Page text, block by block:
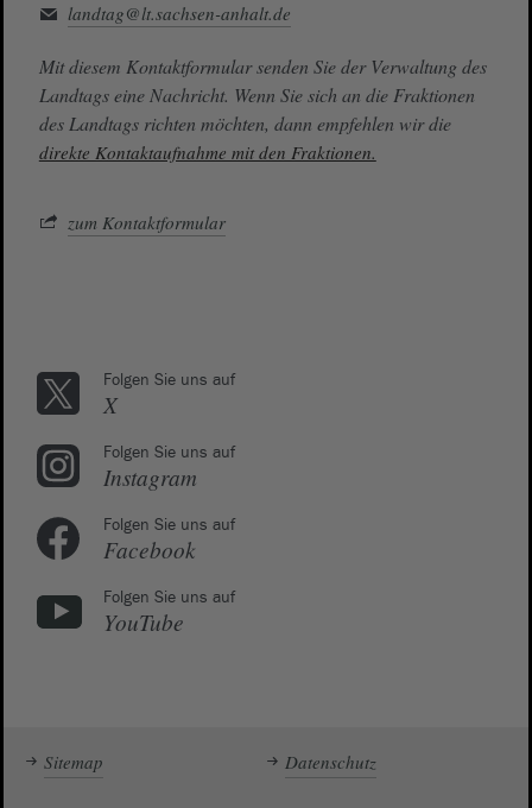
landtag@lt.sachsen-anhalt.de
Mit diesem Kontaktformular senden Sie der Verwaltung des
Landtags eine Nachricht. Wenn Sie sich an die Fraktionen
des Landtags richten möchten, dann empfehlen wir die
direkte Kontaktaufnahme mit den Fraktionen.
zum Kontaktformular
Folgen Sie uns auf
X
Folgen Sie uns auf
Instagram
Folgen Sie uns auf
Facebook
Folgen Sie uns auf
YouTube
Sitemap Datenschutz